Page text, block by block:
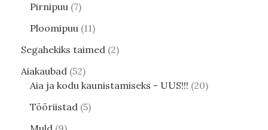
Pirnipuu 7
Ploomipuu 11
Segahekiks taimed 2
Aiakaubad 52
Aia ja kodu kaunistamiseks - UUS!!! 20
Tööriistad 5